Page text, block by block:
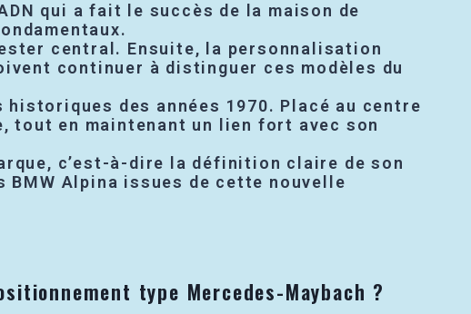
qui a fait le succès de la maison de
central. Ensuite, la personnalisation
continuer à distinguer ces modèles du
des années 1970. Placé au centre
tout en maintenant un lien fort avec son
c’est-à-dire la définition claire de son
Alpina issues de cette nouvelle
type Mercedes-Maybach ?